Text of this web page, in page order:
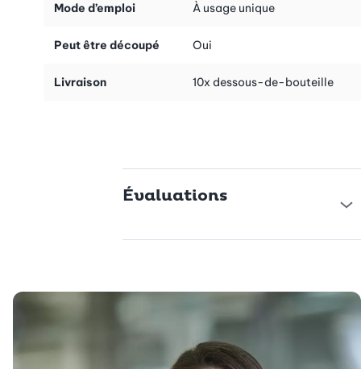
Mode d’emploi À usage unique
Peut être découpé Oui
Livraison 10x dessous-de-bouteille
Évaluations